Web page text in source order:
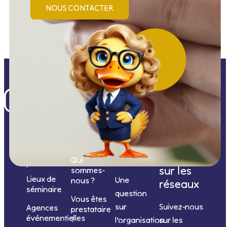
NOUS CONTACTER
prestations
Lieux de
séminaire
Agences
événementielles
Informations
Qui
sommes-
nous ?
Vous êtes
prestataire
?
Nous
contacter
Une
question
sur
l’organisation
Nous
suivre
sur les
réseaux
Suivez-nous
sur les